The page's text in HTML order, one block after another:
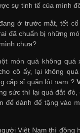
sự tinh tế của mình
ở trước mắt, tết
đã chuẩn bị những
chưa?
món quà không
cô ấy, lại không
cấp sỉ quần lót nam ?
sức thì lại quá đắt
để dành để tặng vào
Việt Nam thì đồng